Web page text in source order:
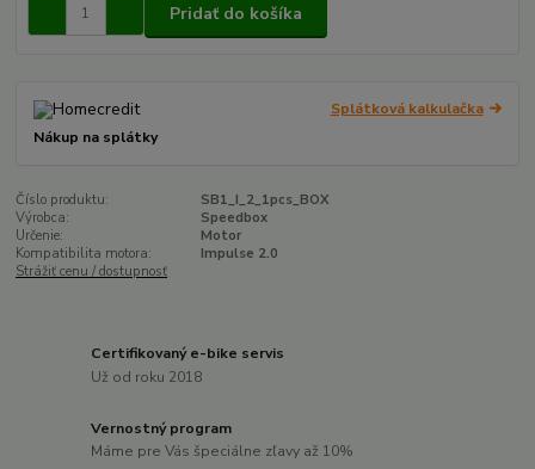
Pridať do košíka
Splátková kalkulačka
Nákup na splátky
Číslo produktu:
SB1_I_2_1pcs_BOX
Výrobca:
Speedbox
Určenie:
Motor
Kompatibilita motora:
Impulse 2.0
Strážiť cenu / dostupnosť
Certifikovaný e-bike servis
Už od roku 2018
Vernostný program
Máme pre Vás špeciálne zľavy až 10%